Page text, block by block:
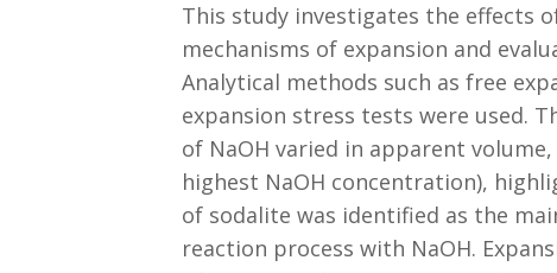
This study investigates the effects
mechanisms of expansion and
Analytical methods such as free
expansion stress tests were used.
of NaOH varied in apparent
highest NaOH concentration),
of sodalite was identified as the
reaction process with NaOH.